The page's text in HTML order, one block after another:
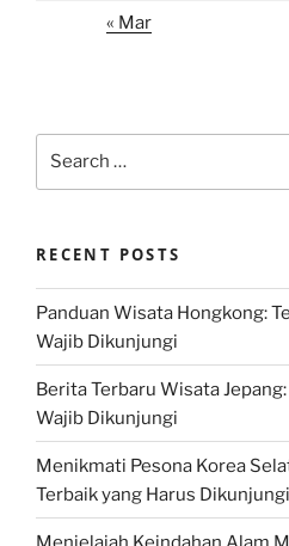
« Mar
RECENT POSTS
Panduan Wisata Hongkong:
Wajib Dikunjungi
Berita Terbaru Wisata
Wajib Dikunjungi
Menikmati Pesona Korea
Terbaik yang Harus Dikunjungi